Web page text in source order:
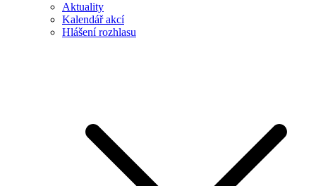
Aktuality
Kalendář akcí
Hlášení rozhlasu